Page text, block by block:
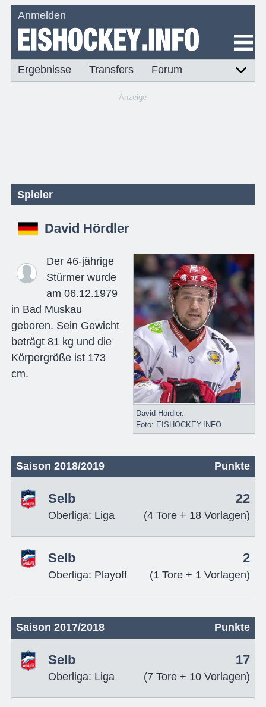
Anmelden
Ergebnisse Transfers Forum
Anzeige
Spieler
David Hördler
David Hördler.
Foto: EISHOCKEY.INFO
Der 46-jährige
Stürmer wurde
am 06.12.1979
in Bad Muskau
geboren. Sein Gewicht
beträgt 81 kg und die
Körpergröße ist 173
cm.
Saison 2018/2019 Punkte
Selb
Oberliga: Liga
22
(4 Tore + 18 Vorlagen)
Selb
Oberliga: Playoff
2
(1 Tore + 1 Vorlagen)
Saison 2017/2018 Punkte
Selb
Oberliga: Liga
17
(7 Tore + 10 Vorlagen)